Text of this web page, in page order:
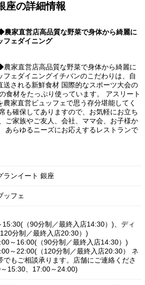
座の詳細情報
家直営店高品質な野菜で身体から綺麗に
フェダイニング
家直営店高品質な野菜で身体から綺麗に
フェダイニングイチバンのこだわりは、自
送される新鮮食材 国際的なスポーツ大会の
食材をたっぷり使っています。 アスリート
家直営ビュッフェで思う存分堪能してく
も確保してありますので、お気軽にお立ち
ご家族やご友人、会社、ママ会、お子様か
あらゆるニーズにお応えするレストランで
ランイート 銀座
ッフェ
（90分制／最終入店14:30）)、ディ
分制／最終入店20:30）)
～16:00(（90分制／最終入店14:30）)
～22:00(（120分制／最終入店20:30） ネ
でもご相談承ります。店舗にご連絡くださ
15:30、17:00～24:00)